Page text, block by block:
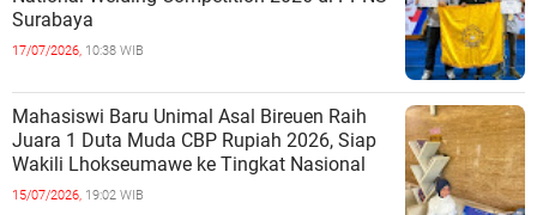
Surabaya
17/07/2026, 10:38 WIB
Mahasiswi Baru Unimal Asal Bireuen Raih
Juara 1 Duta Muda CBP Rupiah 2026, Siap
Wakili Lhokseumawe ke Tingkat Nasional
15/07/2026, 19:02 WIB